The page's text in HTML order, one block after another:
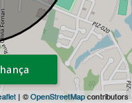
| ©OpenStreetMapcontributors